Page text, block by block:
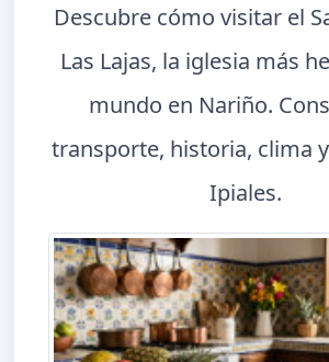
Descubre cómo visitar el
Las Lajas, la iglesia más
mundo en Nariño.
transporte, historia, clima
Ipiales.